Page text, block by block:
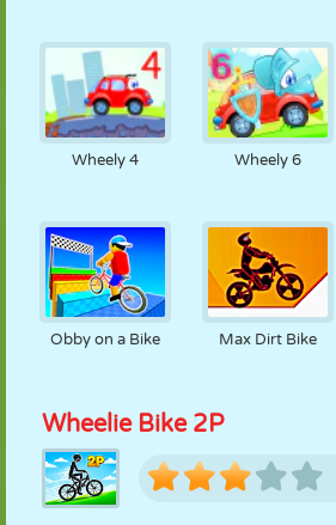
Wheely 4 Wheely 6
Obby on a Bike Max Dirt Bike
Wheelie Bike 2P